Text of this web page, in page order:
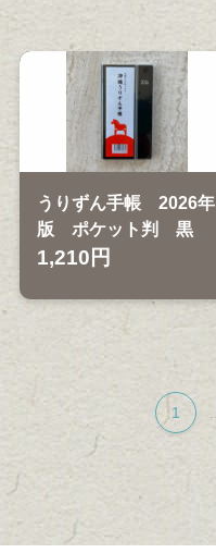
うりずん手帳 2026年
版 ポケット判 黒
1,210円
1